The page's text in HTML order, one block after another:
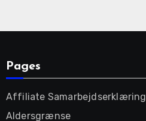
Pages
Affiliate Samarbejdserklæring
Aldersgrænse